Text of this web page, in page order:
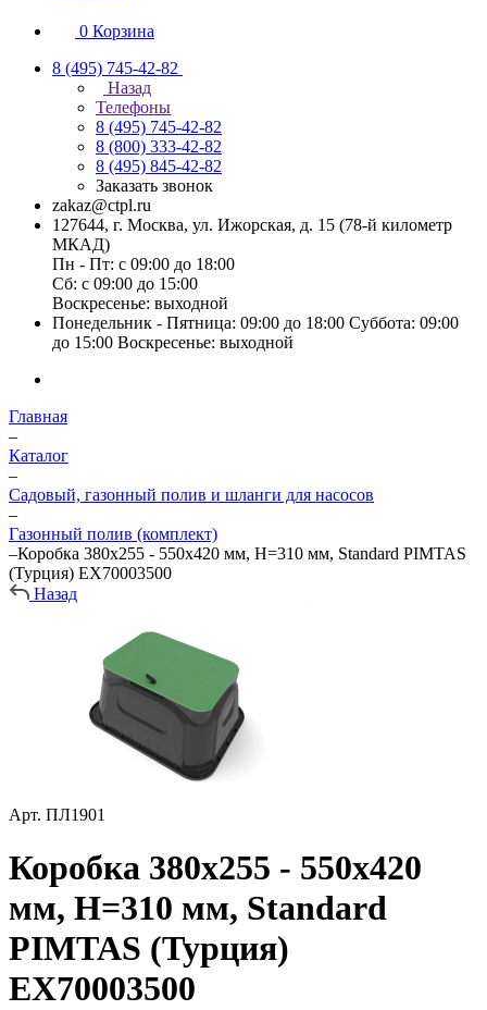
0 Корзина
8 (495) 745-42-82
Назад
Телефоны
8 (495) 745-42-82
8 (800) 333-42-82
8 (495) 845-42-82
Заказать звонок
zakaz@ctpl.ru
127644, г. Москва, ул. Ижорская, д. 15 (78-й километр
МКАД)
Пн - Пт: с 09:00 до 18:00
Сб: с 09:00 до 15:00
Воскресенье: выходной
Понедельник - Пятница: 09:00 до 18:00 Суббота: 09:00
до 15:00 Воскресенье: выходной
Главная
–
Каталог
–
Садовый, газонный полив и шланги для насосов
–
Газонный полив (комплект)
–Коробка 380x255 - 550x420 мм, H=310 мм, Standard PIMTAS
(Турция) EX70003500
Назад
Арт. ПЛ1901
Коробка 380x255 - 550x420
мм, H=310 мм, Standard
PIMTAS (Турция)
EX70003500